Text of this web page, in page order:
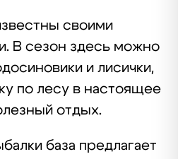
своими
В сезон здесь можно
и лисички,
по лесу в настоящее
отдых.
база предлагает